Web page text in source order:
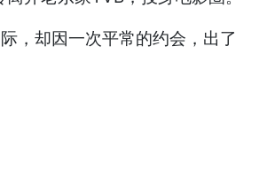
，却因一次平常的约会，出了